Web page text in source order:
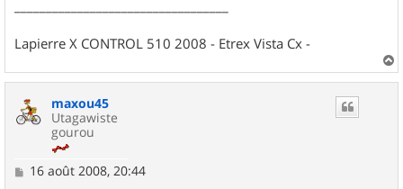
Lapierre X CONTROL 510 2008 - Etrex Vista Cx -
a
maxou45
Utagawiste
gourou
M16 août 2008, 20:44